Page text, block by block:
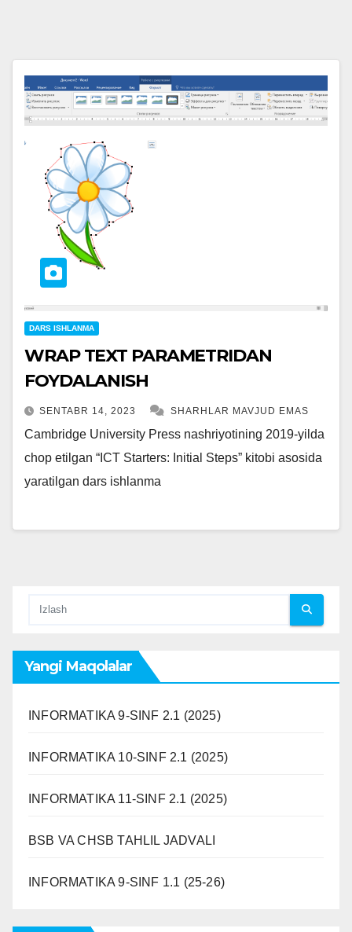
DARS ISHLANMA
WRAP TEXT PARAMETRIDAN
FOYDALANISH
SENTABR 14, 2023 SHARHLAR MAVJUD EMAS
Cambridge University Press nashriyotining 2019-yilda
chop etilgan “ICT Starters: Initial Steps” kitobi asosida
yaratilgan dars ishlanma
Yangi Maqolalar
INFORMATIKA 9-SINF 2.1 (2025)
INFORMATIKA 10-SINF 2.1 (2025)
INFORMATIKA 11-SINF 2.1 (2025)
BSB VA CHSB TAHLIL JADVALI
INFORMATIKA 9-SINF 1.1 (25-26)